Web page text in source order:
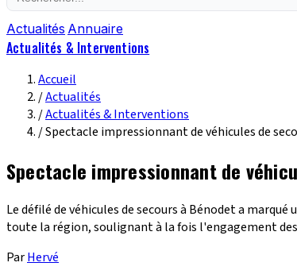
Actualités Annuaire
Actualités & Interventions
Accueil
/Actualités
/Actualités & Interventions
/Spectacle impressionnant de véhicules de
Spectacle impressionnant de
Le défilé de véhicules de secours à Bénodet a
toute la région, soulignant à la fois l'engagement
ParHervé